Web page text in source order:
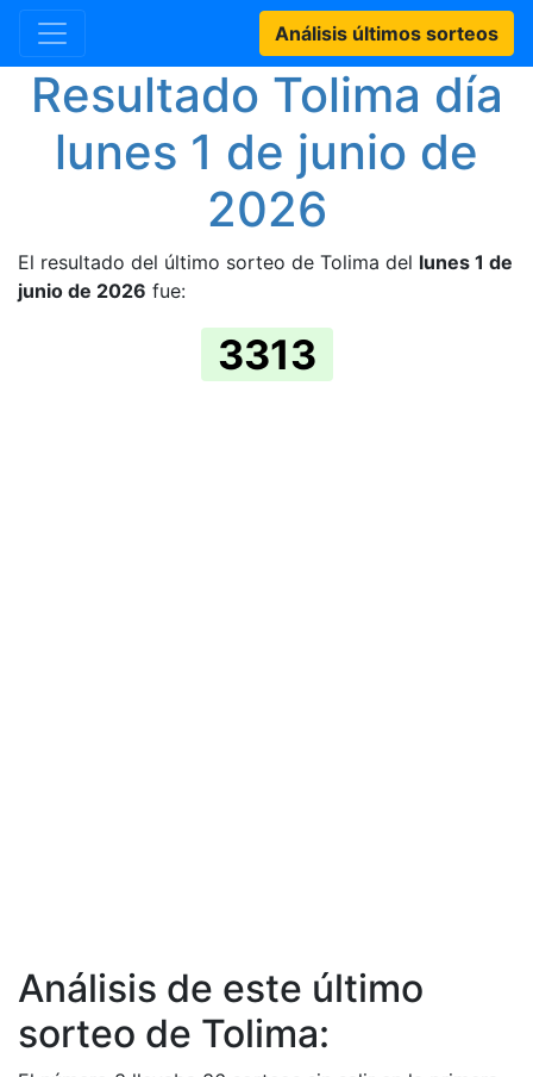
Análisis últimos sorteos
Resultado Tolima día
lunes 1 de junio de
2026
El resultado del último sorteo de Tolima del lunes 1 de
junio de 2026 fue:
3313
Análisis de este último
sorteo de Tolima: